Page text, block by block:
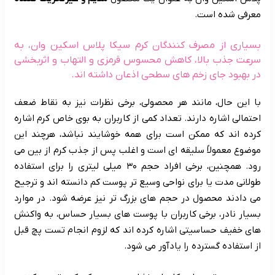
معرفی شده است.
بسیاری از مصرف کنندگان کرم سیکا پلاس اسکین وان، به
سرعت جذب بالا، کاهش محسوس قرمزی و التهاب و اثربخشی
در بهبود جای زخم های سطحی اذعان داشته اند.
با این حال، مانند هر محصولی، برخی نظرات نیز به نقاط ضعف
احتمالی اشاره دارند. تعداد کمی از کاربران به بوی خاص کرم اشاره
کرده اند که ممکن است برای همه خوشایند نباشد، هرچند این
موضوع معمولاً سلیقه ای است و اغلب پس از جذب کرم از بین می
رود. همچنین، برخی افراد حجم ۳۰ میلی لیتری را برای استفاده
طولانی مدت یا برای نواحی وسیع تر پوست کم دانسته اند و ترجیح
می دادند محصول در حجم های بزرگ تر نیز عرضه شود. در موارد
بسیار نادر، برخی کاربران با پوست های بسیار حساس، به واکنش
های خفیف حساسیتی اشاره کرده اند که لزوم انجام تست پچ قبل
از استفاده گسترده را یادآور می شود.